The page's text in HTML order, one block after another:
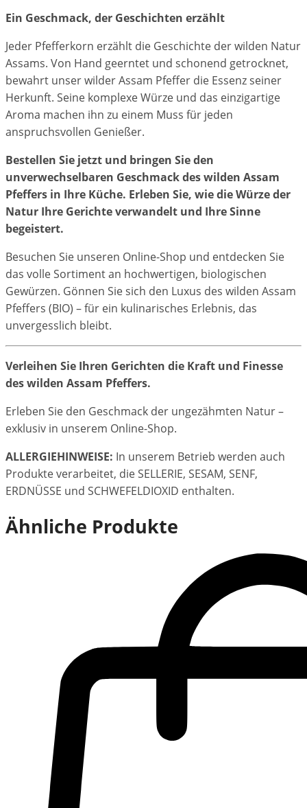
Ein Geschmack, der Geschichten erzählt
Jeder Pfefferkorn erzählt die Geschichte der wilden Natur
Assams. Von Hand geerntet und schonend getrocknet,
bewahrt unser wilder Assam Pfeffer die Essenz seiner
Herkunft. Seine komplexe Würze und das einzigartige
Aroma machen ihn zu einem Muss für jeden
anspruchsvollen Genießer.
Bestellen Sie jetzt und bringen Sie den
unverwechselbaren Geschmack des wilden Assam
Pfeffers in Ihre Küche. Erleben Sie, wie die Würze der
Natur Ihre Gerichte verwandelt und Ihre Sinne
begeistert.
Besuchen Sie unseren Online-Shop und entdecken Sie
das volle Sortiment an hochwertigen, biologischen
Gewürzen. Gönnen Sie sich den Luxus des wilden Assam
Pfeffers (BIO) – für ein kulinarisches Erlebnis, das
unvergesslich bleibt.
Verleihen Sie Ihren Gerichten die Kraft und Finesse
des wilden Assam Pfeffers.
Erleben Sie den Geschmack der ungezähmten Natur –
exklusiv in unserem Online-Shop.
ALLERGIEHINWEISE: In unserem Betrieb werden auch
Produkte verarbeitet, die SELLERIE, SESAM, SENF,
ERDNÜSSE und SCHWEFELDIOXID enthalten.
Ähnliche Produkte